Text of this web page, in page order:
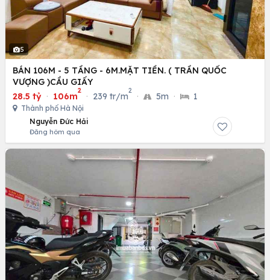
5
BÁN 106M - 5 TẦNG - 6M.MẶT TIỀN. ( TRẦN QUỐC
VƯỢNG )CẦU GIẤY
28.5 tỷ · 106m
2
· 239 tr/m
2
· 5m · 1
Thành phố Hà Nội
Nguyễn Đức Hải
Đăng hôm qua